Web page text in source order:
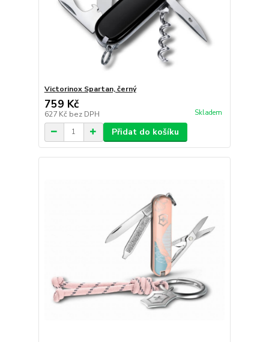
Victorinox Spartan, černý
759 Kč
627 Kč bez DPH Skladem
Přidat do košíku